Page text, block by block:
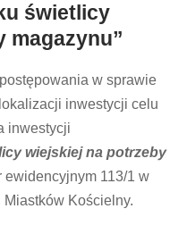
świetlicy
magazynu”
w sprawie
inwestycji celu
inwestycji
wiejskiej na potrzeby
ewidencyjnym 113/1 w
Kościelny.